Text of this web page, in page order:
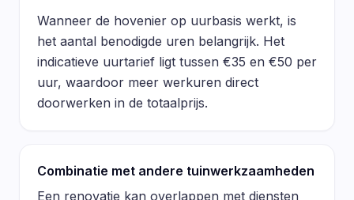
Wanneer de hovenier op uurbasis werkt, is
het aantal benodigde uren belangrijk. Het
indicatieve uurtarief ligt tussen €35 en €50 per
uur, waardoor meer werkuren direct
doorwerken in de totaalprijs.
Combinatie met andere tuinwerkzaamheden
Een renovatie kan overlappen met diensten